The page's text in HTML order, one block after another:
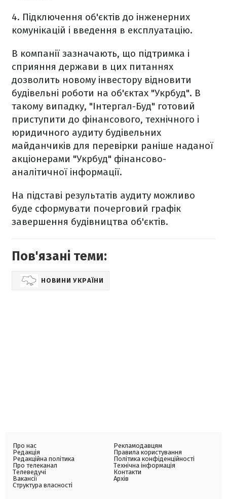
4. Підключення об'єктів до інженерних
комунікацій і введення в експлуатацію.
В компанії зазначають, що підтримка і
сприяння держави в цих питаннях
дозволить новому інвестору відновити
будівельні роботи на об'єктах "Укрбуд". В
такому випадку, "Інтергал-Буд" готовий
приступити до фінансового, технічного і
юридичного аудиту будівельних
майданчиків для перевірки раніше наданої
акціонерами "Укрбуд" фінансово-
аналітичної інформації.
На підставі результатів аудиту можливо
буде сформувати почерговий графік
завершення будівництва об'єктів.
Пов'язані теми:
НОВИНИ УКРАЇНИ
Про нас
Редакція
Редакційна політика
Про телеканал
Телеведучі
Вакансії
Структура власності
Рекламодавцям
Правила користування
Політика конфіденційності
Технічна інформація
Контакти
Архів